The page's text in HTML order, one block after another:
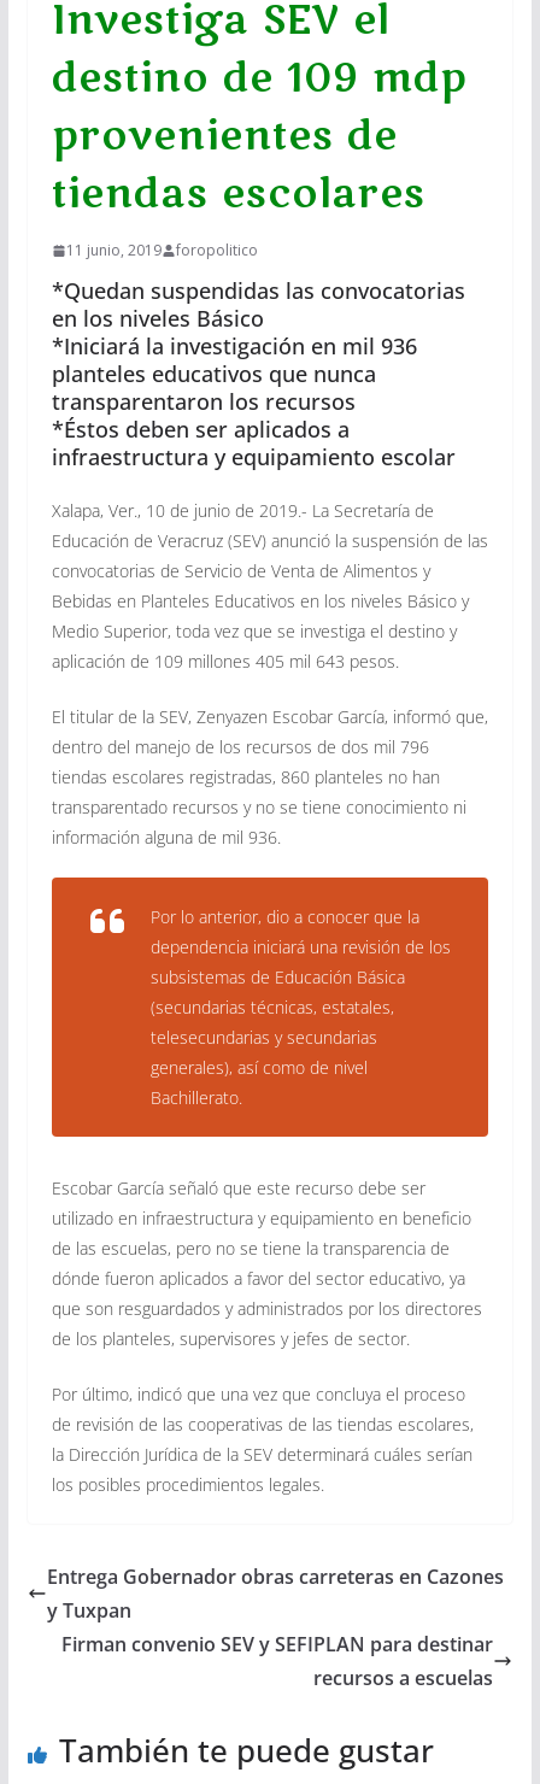
Investiga SEV el
destino de 109 mdp
provenientes de
tiendas escolares
11 junio, 2019 foropolitico
*Quedan suspendidas las convocatorias
en los niveles Básico
*Iniciará la investigación en mil 936
planteles educativos que nunca
transparentaron los recursos
*Éstos deben ser aplicados a
infraestructura y equipamiento escolar
Xalapa, Ver., 10 de junio de 2019.- La Secretaría de
Educación de Veracruz (SEV) anunció la suspensión de las
convocatorias de Servicio de Venta de Alimentos y
Bebidas en Planteles Educativos en los niveles Básico y
Medio Superior, toda vez que se investiga el destino y
aplicación de 109 millones 405 mil 643 pesos.
El titular de la SEV, Zenyazen Escobar García, informó que,
dentro del manejo de los recursos de dos mil 796
tiendas escolares registradas, 860 planteles no han
transparentado recursos y no se tiene conocimiento ni
información alguna de mil 936.
Por lo anterior, dio a conocer que la
dependencia iniciará una revisión de los
subsistemas de Educación Básica
(secundarias técnicas, estatales,
telesecundarias y secundarias
generales), así como de nivel
Bachillerato.
Escobar García señaló que este recurso debe ser
utilizado en infraestructura y equipamiento en beneficio
de las escuelas, pero no se tiene la transparencia de
dónde fueron aplicados a favor del sector educativo, ya
que son resguardados y administrados por los directores
de los planteles, supervisores y jefes de sector.
Por último, indicó que una vez que concluya el proceso
de revisión de las cooperativas de las tiendas escolares,
la Dirección Jurídica de la SEV determinará cuáles serían
los posibles procedimientos legales.
Entrega Gobernador obras carreteras en Cazones
y Tuxpan
Firman convenio SEV y SEFIPLAN para destinar
recursos a escuelas
También te puede gustar